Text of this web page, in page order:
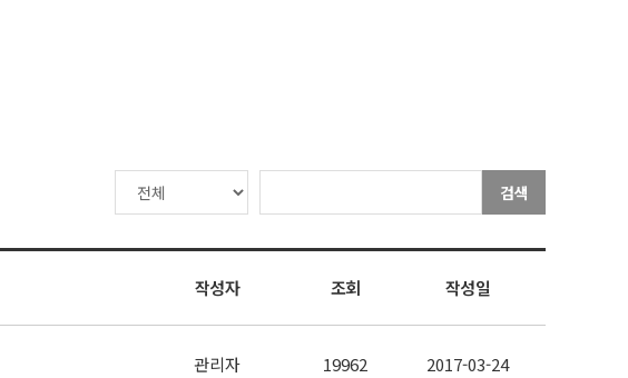
검색
작성자 조회 작성일
관리자 19962 2017-03-24